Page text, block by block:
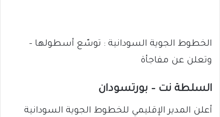
الخطوط الجوية السودانية : توسّع أسطولها –
وتعلن عن مفاجأة
السلطة نت – بورتسودان
أعلن المدير الإقليمي للخطوط الجوية السودانية